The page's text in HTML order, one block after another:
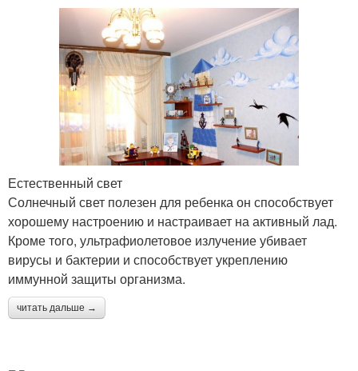
Естественный свет
Солнечный свет полезен для ребенка он способствует
хорошему настроению и настраивает на активный лад.
Кроме того, ультрафиолетовое излучение убивает
вирусы и бактерии и способствует укреплению
иммунной защиты организма.
читать дальше →